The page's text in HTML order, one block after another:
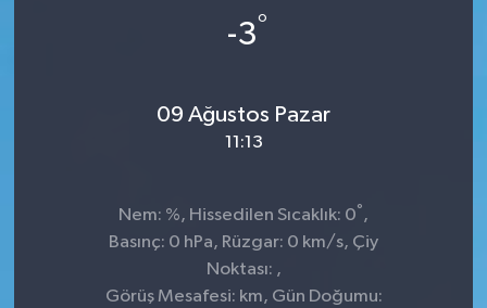
-3°
09 Ağustos Pazar
11:13
Nem: %, Hissedilen Sıcaklık: 0° ,
Basınç: 0 hPa, Rüzgar: 0 km/s, Çiy
Noktası: ,
Görüş Mesafesi: km, Gün Doğumu: